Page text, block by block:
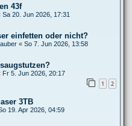
43f
Sa 20. Jun 2026, 17:31
einfetten oder nicht?
« So 7. Jun 2026, 13:58
Fr 5. Jun 2026, 20:17
1 2
3TB
19. Apr 2026, 04:59